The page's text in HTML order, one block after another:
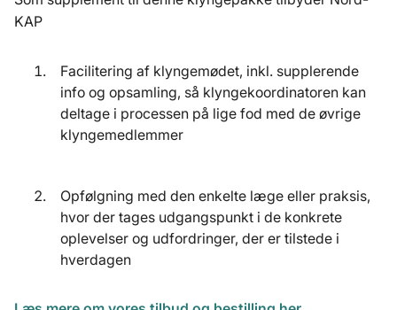
KAP
Facilitering af klyngemødet, inkl. supplerende
info og opsamling, så klyngekoordinatoren kan
deltage i processen på lige fod med de øvrige
klyngemedlemmer
Opfølgning med den enkelte læge eller praksis,
hvor der tages udgangspunkt i de konkrete
oplevelser og udfordringer, der er tilstede i
hverdagen